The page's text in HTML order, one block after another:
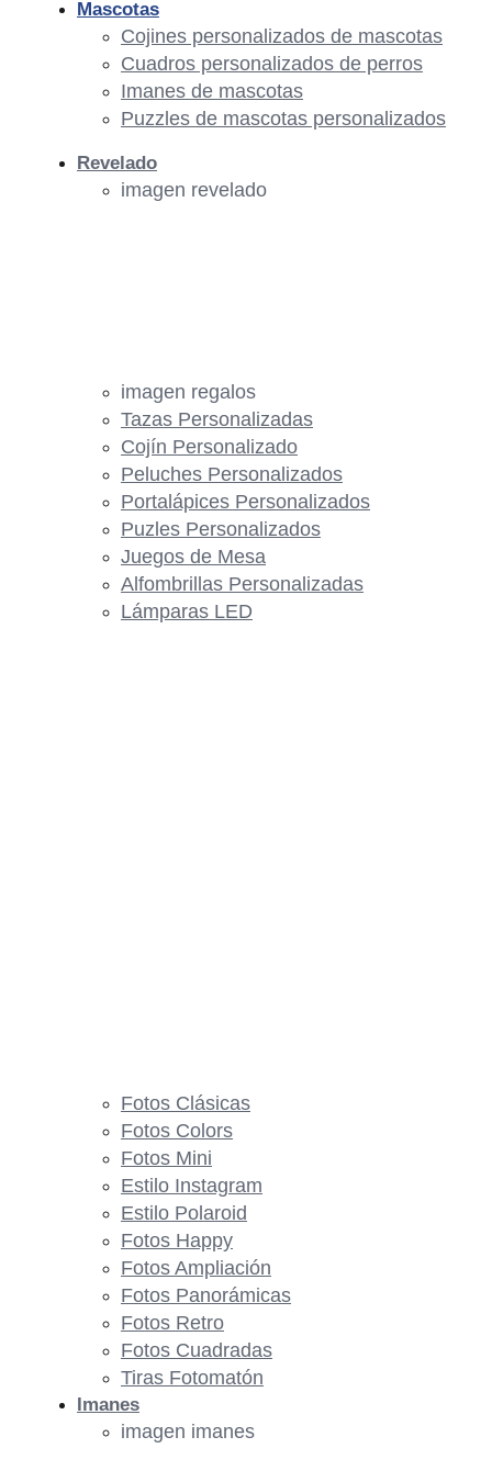
imagen regalos
Tazas Personalizadas
Cojín Personalizado
Peluches Personalizados
Portalápices Personalizados
Puzles Personalizados
Juegos de Mesa
Alfombrillas Personalizadas
Lámparas LED
Mascotas
Cojines personalizados de mascotas
Cuadros personalizados de perros
Imanes de mascotas
Puzzles de mascotas personalizados
Revelado
imagen revelado
Fotos Clásicas
Fotos Colors
Fotos Mini
Estilo Instagram
Estilo Polaroid
Fotos Happy
Fotos Ampliación
Fotos Panorámicas
Fotos Retro
Fotos Cuadradas
Tiras Fotomatón
Imanes
imagen imanes